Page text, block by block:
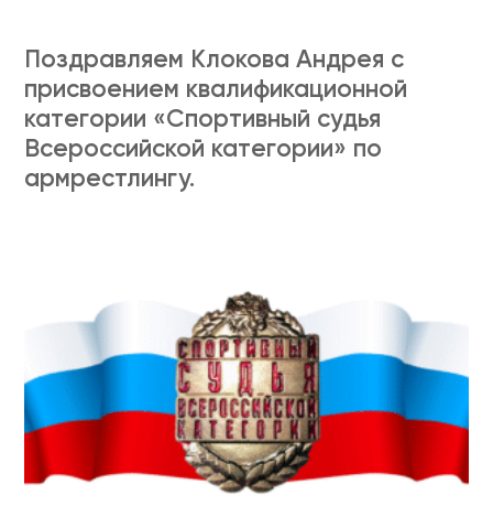
Поздравляем Клокова Андрея с
присвоением квалификационной
категории «Спортивный судья
Всероссийской категории» по
армрестлингу.